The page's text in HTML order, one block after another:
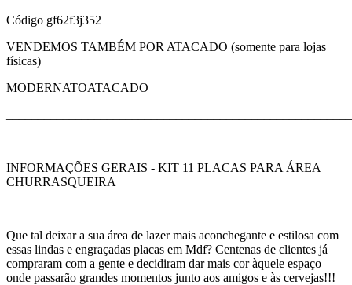
Código gf62f3j352
VENDEMOS TAMBÉM POR ATACADO (somente para lojas
físicas)
MODERNATOATACADO
INFORMAÇÕES GERAIS - KIT 11 PLACAS PARA ÁREA
CHURRASQUEIRA
Que tal deixar a sua área de lazer mais aconchegante e estilosa com
essas lindas e engraçadas placas em Mdf? Centenas de clientes já
compraram com a gente e decidiram dar mais cor àquele espaço
onde passarão grandes momentos junto aos amigos e às cervejas!!!